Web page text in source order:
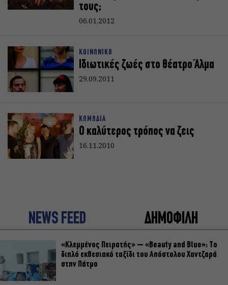
τους;
06.01.2012
ΚΟΙΝΩΝΙΚΟ
Ιδιωτικές ζωές στο θέατρο Άλμα
29.09.2011
ΚΩΜΩΔΙΑ
Ο καλύτερος τρόπος να ζεις
16.11.2010
NEWS FEED ΔΗΜΟΦΙΛΗ
«Κλεμμένος Πειρατής» – «Beauty and Blue»: Το
διπλό εκθεσιακό ταξίδι του Απόστολου Χαντζαρά
στην Πάτμο